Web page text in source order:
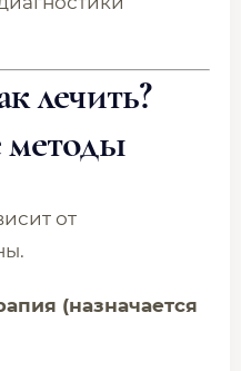
лечить?
от
(назначается